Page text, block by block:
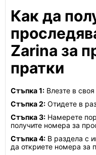
Как да
Zarina за
пратки
Стъпка 1: Влезте в
Стъпка 2: Отидете в
Стъпка 3: Намерете
получите номера за
Стъпка 4: В раздела с
да откриете номера за